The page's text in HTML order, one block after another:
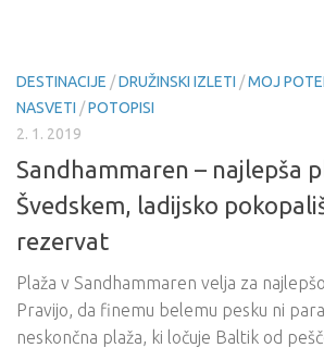
DESTINACIJE /DRUŽINSKI IZLETI /MOJ
NASVETI /POTOPISI
2. 1. 2019
Sandhammaren – najlepša
Švedskem, ladijsko
rezervat
Plaža v Sandhammaren velja za
Pravijo, da finemu belemu pesku ni
neskončna plaža, ki ločuje Baltik od